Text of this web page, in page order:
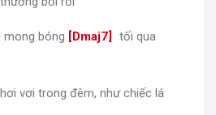
mong bóng [Dmaj7 tối qua
vơi trong đêm, như chiếc lá